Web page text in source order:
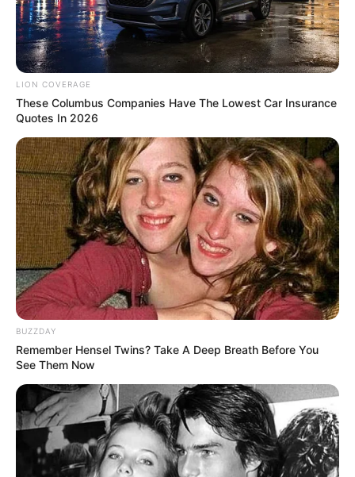
ชุดนอน หนายาวคุณชอบความอบอุ่น เเละมีความคิดเป็นผู้
หลักผู้ใหญ่ ในแบบอนุรักษ์นิยม ชอบพึ่งพาความรู้ความ
สามารถของตนเองมากกว่าขอความช่วยเหลือจากผู้อื่น
ชอบที่จะท่องเที่ยวผจญภัยไปตามธรรมชาติ
ชุดนอน เเบบเด็กคุณชอบเเสดงตัวเป็นเด็กขี้อ้อน แบบ
ต้องการให้ผู้อื่นเอาอกเอาใจ ช่างคิด ช่างฝัน สร้างสรรค์วิ
มานสวยๆ งามๆ ตามเเฟชั่นเเบบกุ๊กกิ๊กอาโนเนะ แต่คุณมี
อารมณ์อ่อนไหว วิตกกังวลใจต่อคำพูด เสียงวิพากษ์วิจารณ์
ของผู้อื่น
LION COVERAGE
These Columbus Companies Have The Lowest Car Insurance
Quotes In 2026
BUZZDAY
Remember Hensel Twins? Take A Deep Breath Before You
See Them Now